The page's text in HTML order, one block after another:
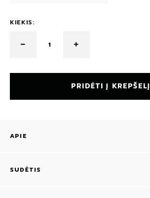
KIEKIS:
PRIDĖTI Į KREPŠELĮ
APIE
SUDĖTIS